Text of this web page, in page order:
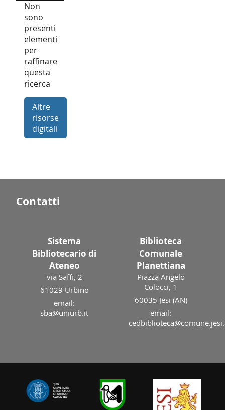
Non
sono
presenti
elementi
per
raffinare
questa
ricerca
Altre
risorse
digitali
Contatti
Sistema
Bibliotecario di
Ateneo
via Saffi, 2
61029 Urbino
email:
sba@uniurb.it
Biblioteca
Comunale
Planettiana
Piazza Angelo
Colocci, 1
60035 Jesi (AN)
email: